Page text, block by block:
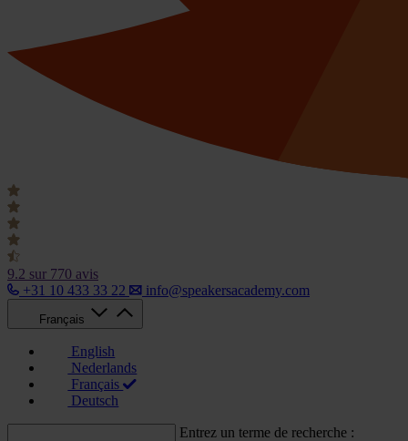
9.2 sur 770 avis
+31 10 433 33 22
info@speakersacademy.com
Français
English
Nederlands
Français
Deutsch
Entrez un terme de recherche :